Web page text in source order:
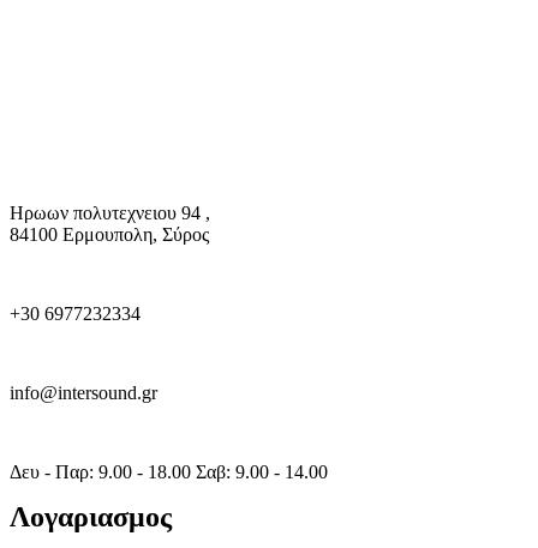
Ηρωων πολυτεχνειου 94 ,
84100 Ερμουπολη, Σύρος
+30 6977232334
info@intersound.gr
Δευ - Παρ: 9.00 - 18.00 Σαβ: 9.00 - 14.00
Λογαριασμος